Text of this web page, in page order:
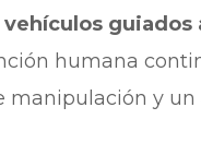
vehículos guiados
humana
manipulación y